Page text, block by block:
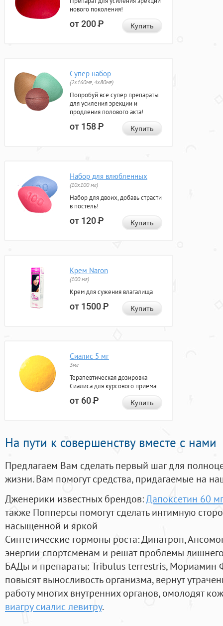
нового поколения!
от 200Р Купить
Супер набор
(2х160мг, 4х80мг)
Попробуй все супер препараты
для усиления эрекции и
продления полового акта!
от 158Р Купить
Набор для влюбленных
(10х100 мг)
Набор для двоих, добавь страсти
в постель!
от 120Р Купить
Крем Naron
(100 мг)
Крем для сужения влагалища
от 1500Р Купить
Сиалис 5 мг
5мг
Терапевтическая дозировка
Сиалиса для курсового приема
от 60Р Купить
На пути к совершенству вместе с нами
Предлагаем Вам сделать первый шаг для
жизни. Вам помогут средства, придагаемые на
Дженерики известных брендов:Дапоксетин 60
также Попперсы помогут сделать интимную
насыщенной и яркой
Синтетические гормоны роста: Динатроп,
энергии спортсменам и решат проблемы
БАДы и препараты:Tribulus terrestris, Мориамин
повысят выносливость организма, вернут
работу многих внутренних органов, омолодят
виагру сиалис левитру.